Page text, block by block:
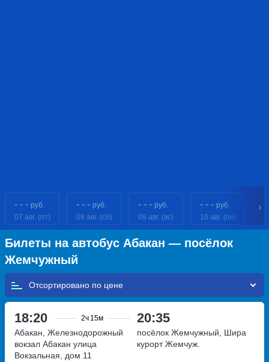
- - - руб.
07 авг. (пт)
- - - руб.
08 авг. (сб)
- - - руб.
09 авг. (вс)
- - - руб.
10 авг. (пн)
Билеты на автобус Абакан — посёлок
Жемчужный
Отсортировано по
18:20 2ч 15м 20:35
Абакан, Железнодорожный
вокзал Абакан улица
Вокзальная, дом 11
посёлок Жемчужный, Шира
курорт Жемчуж.